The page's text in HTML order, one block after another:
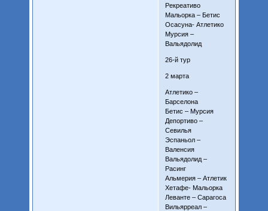
Рекреативо
Мальорка – Бетис
Осасуна- Атлетико
Мурсия –
Вальядолид
26-й тур
2 марта
Атлетико –
Барселона
Бетис – Мурсия
Депортиво –
Севилья
Эспаньол –
Валенсия
Вальядолид –
Расинг
Альмерия – Атлетик
Хетафе- Мальорка
Леванте – Сарагоса
Вильярреал –